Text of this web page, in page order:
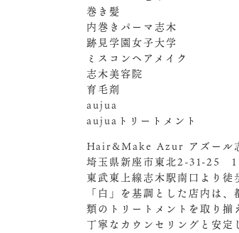
巻き髪
内巻きパーマ志木
跡見学園女子大学
ミスコンヘアメイク
志木美容院
育毛剤
aujua
aujuaトリートメント
Hair&Make Azur アズール
埼玉県新座市東北2-31-25 1
東武東上線志木駅南口より徒
「白」を基調とした店内は
類のトリートメントを取り揃
丁寧なカウンセリングと安定